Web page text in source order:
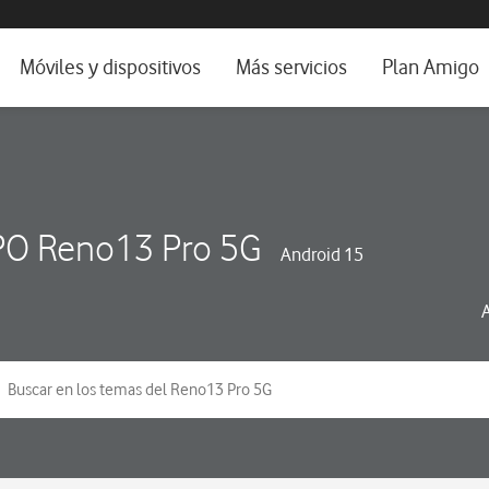
e idioma
Móviles y dispositivos Más servicios Plan Amigo
Reno13 Pro 5G Android 15